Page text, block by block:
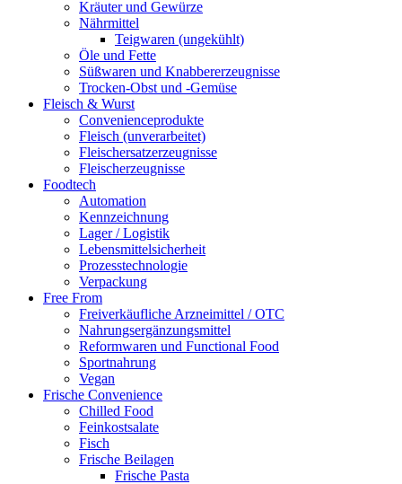
Kräuter und Gewürze
Nährmittel
Teigwaren (ungekühlt)
Öle und Fette
Süßwaren und Knabbererzeugnisse
Trocken-Obst und -Gemüse
Fleisch & Wurst
Convenienceprodukte
Fleisch (unverarbeitet)
Fleischersatzerzeugnisse
Fleischerzeugnisse
Foodtech
Automation
Kennzeichnung
Lager / Logistik
Lebensmittelsicherheit
Prozesstechnologie
Verpackung
Free From
Freiverkäufliche Arzneimittel / OTC
Nahrungsergänzungsmittel
Reformwaren und Functional Food
Sportnahrung
Vegan
Frische Convenience
Chilled Food
Feinkostsalate
Fisch
Frische Beilagen
Frische Pasta